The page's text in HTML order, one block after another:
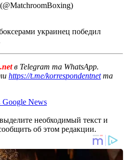
украинец победил
в Telegram та WhatsApp.
https://t.me/korrespondentnetта
Google News
необходимый текст и
об этом редакции.